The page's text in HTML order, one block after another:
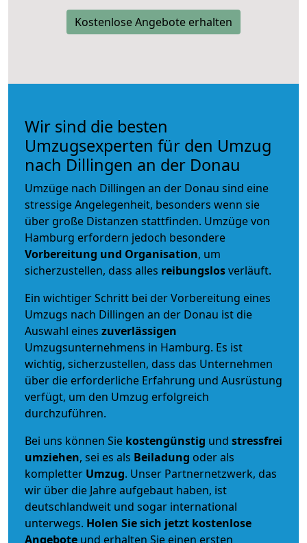
Kostenlose Angebote erhalten
Wir sind die besten
Umzugsexperten für den Umzug
nach Dillingen an der Donau
Umzüge nach Dillingen an der Donau sind eine
stressige Angelegenheit, besonders wenn sie
über große Distanzen stattfinden. Umzüge von
Hamburg erfordern jedoch besondere
Vorbereitung und Organisation, um
sicherzustellen, dass alles reibungslosverläuft.
Ein wichtiger Schritt bei der Vorbereitung eines
Umzugs nach Dillingen an der Donau ist die
Auswahl eines zuverlässigen
Umzugsunternehmens in Hamburg. Es ist
wichtig, sicherzustellen, dass das Unternehmen
über die erforderliche Erfahrung und Ausrüstung
verfügt, um den Umzug erfolgreich
durchzuführen.
Bei uns können Sie kostengünstig und stressfrei
umziehen, sei es als Beiladung oder als
kompletter Umzug. Unser Partnernetzwerk, das
wir über die Jahre aufgebaut haben, ist
deutschlandweit und sogar international
unterwegs. Holen Sie sich jetzt kostenlose
Angebote und erhalten Sie einen ersten